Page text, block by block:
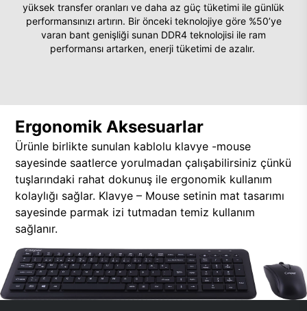
yüksek transfer oranları ve daha az güç tüketimi ile günlük
performansınızı artırın. Bir önceki teknolojiye göre %50’ye
varan bant genişliği sunan DDR4 teknolojisi ile ram
performansı artarken, enerji tüketimi de azalır.
Ergonomik Aksesuarlar
Ürünle birlikte sunulan kablolu klavye -mouse
sayesinde saatlerce yorulmadan çalışabilirsiniz çünkü
tuşlarındaki rahat dokunuş ile ergonomik kullanım
kolaylığı sağlar. Klavye – Mouse setinin mat tasarımı
sayesinde parmak izi tutmadan temiz kullanım
sağlanır.